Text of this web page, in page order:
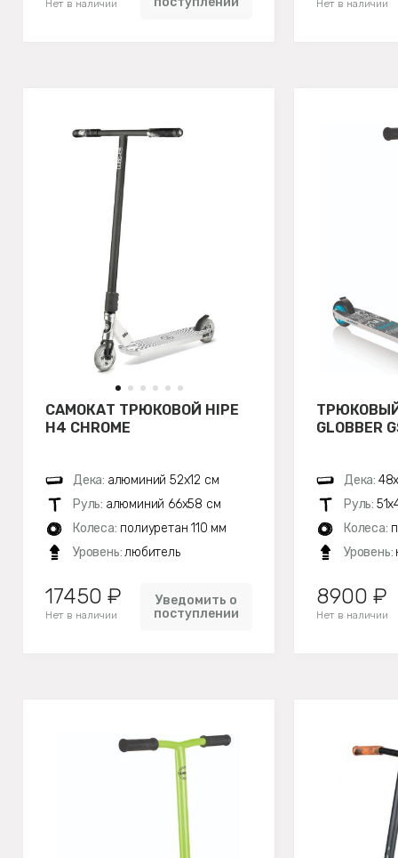
Нет в наличии Нет в наличии
САМОКАТ ТРЮКОВОЙ HIPE
H4 CHROME
Дека: алюминий 52х12 см
Руль: алюминий 66х58 см
Колеса: полиуретан 110 мм
Уровень:любитель
17450 ₽
Нет в наличии
Уведомить о
поступлении
GLOBBER
Дека:
Руль:
Колеса:
Уровень:
8900 ₽
Нет в наличии